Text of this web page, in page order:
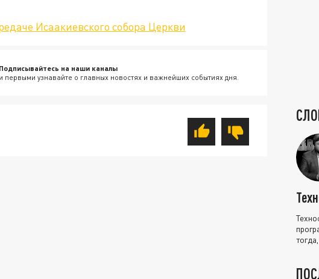
Исаакиевского собора Церкви
Подписывайтесь на наши каналы
и первыми узнавайте о главных новостях и важнейших событиях дня.